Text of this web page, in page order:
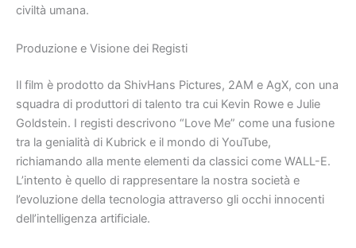
civiltà umana.
Produzione e Visione dei Registi
Il film è prodotto da ShivHans Pictures, 2AM e AgX, con una
squadra di produttori di talento tra cui Kevin Rowe e Julie
Goldstein. I registi descrivono “Love Me” come una fusione
tra la genialità di Kubrick e il mondo di YouTube,
richiamando alla mente elementi da classici come WALL-E.
L’intento è quello di rappresentare la nostra società e
l’evoluzione della tecnologia attraverso gli occhi innocenti
dell’intelligenza artificiale.